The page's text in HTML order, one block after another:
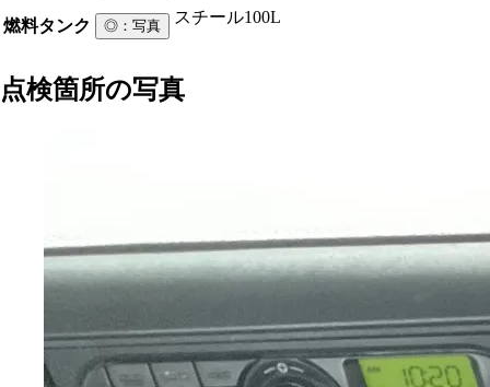
燃料タンク ◎ ：写真 スチール100L
点検箇所の写真